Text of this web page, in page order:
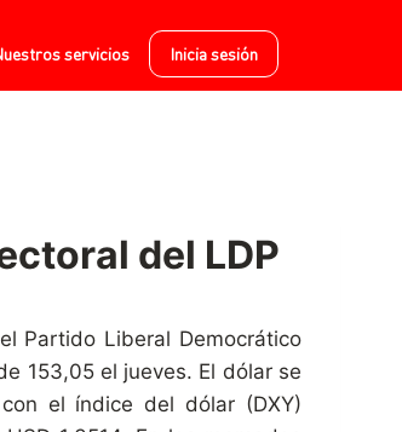
servicios Inicia sesión
del LDP
Partido Liberal Democrático
153,05 el jueves. El dólar se
el índice del dólar (DXY)